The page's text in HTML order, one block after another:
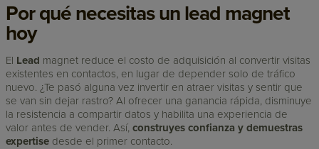
Por qué necesitas un lead magnet
hoy
El Lead magnet reduce el costo de adquisición al convertir visitas
existentes en contactos, en lugar de depender solo de tráfico
nuevo. ¿Te pasó alguna vez invertir en atraer visitas y sentir que
se van sin dejar rastro? Al ofrecer una ganancia rápida, disminuye
la resistencia a compartir datos y habilita una experiencia de
valor antes de vender. Así,construyes confianza y demuestras
expertise desde el primer contacto.